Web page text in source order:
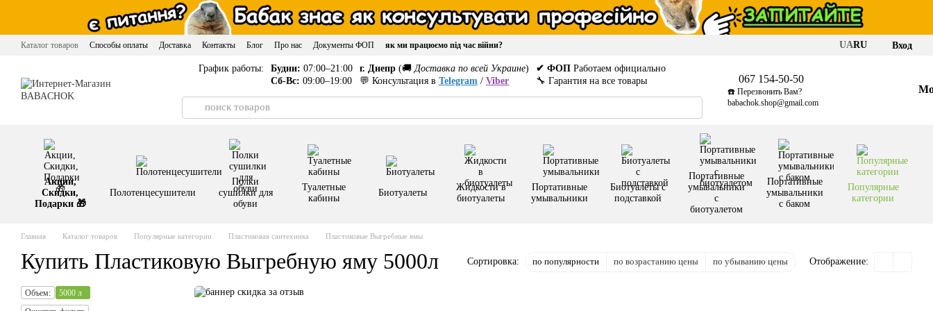
Перейти к основному контенту
Каталог товаров Способы оплаты Доставка Контакты Блог Про нас Документы ФОП як ми працюємо під час війни? UARU Вход
График работы: Будни: 07:00–21:00
Сб-Вс: 09:00–19:00
г. Днепр (🚚 Доставка по всей Украине)
💬 Консультация в Telegram / Viber
✔ ФОП Работаем официально
🔧 Гарантия на все товары
067 154-50-50
☎️ Перезвонить Вам?
babachok.shop@gmail.com
Акции,
Скидки,
Подарки 🎁
Полотенцесушители
Полки
сушилки для
обуви
Туалетные
кабины
Биотуалеты
Жидкости в
биотуалеты
Портативные
умывальники
Биотуалеты с
подставкой
Портативные
умывальники
с
биотуалетом
Портативные
умывальники
с баком
Популярные
категории
Главная Каталог товаров Популярные категории Пластиковая сантехника Пластиковые Выгребные ямы
Купить Пластиковую Выгребную яму 5000л Сортировка: по популярности по возрастанию цены по убыванию цены Отображение:
Объем:
5000 л